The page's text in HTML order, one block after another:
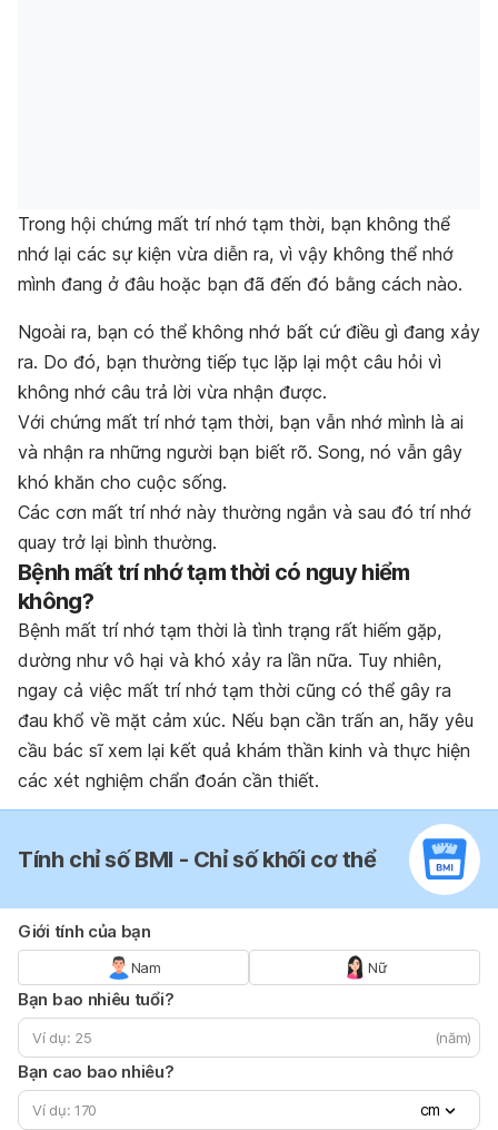
Trong hội chứng mất trí nhớ tạm thời, bạn không thể
nhớ lại các sự kiện vừa diễn ra, vì vậy không thể nhớ
mình đang ở đâu hoặc bạn đã đến đó bằng cách nào.
Ngoài ra, bạn có thể không nhớ bất cứ điều gì đang xảy
ra. Do đó, bạn thường tiếp tục lặp lại một câu hỏi vì
không nhớ câu trả lời vừa nhận được.
Với chứng mất trí nhớ tạm thời, bạn vẫn nhớ mình là ai
và nhận ra những người bạn biết rõ. Song, nó vẫn gây
khó khăn cho cuộc sống.
Các cơn mất trí nhớ này thường ngắn và sau đó trí nhớ
quay trở lại bình thường.
Bệnh mất trí nhớ tạm thời có nguy hiểm
không?
Bệnh mất trí nhớ tạm thời là tình trạng rất hiếm gặp,
dường như vô hại và khó xảy ra lần nữa. Tuy nhiên,
ngay cả việc mất trí nhớ tạm thời cũng có thể gây ra
đau khổ về mặt cảm xúc. Nếu bạn cần trấn an, hãy yêu
cầu bác sĩ xem lại kết quả khám thần kinh và thực hiện
các xét nghiệm chẩn đoán cần thiết.
Tính chỉ số BMI - Chỉ số khối cơ thể
Giới tính của bạn
Nam Nữ
Bạn bao nhiêu tuổi?
(năm)
Bạn cao bao nhiêu?
cm